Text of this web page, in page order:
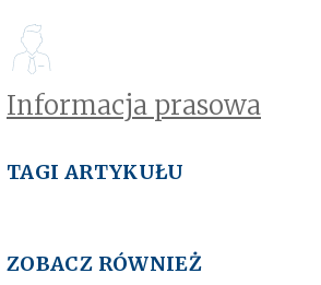
Informacja prasowa
TAGI ARTYKUŁU
ZOBACZ RÓWNIEŻ